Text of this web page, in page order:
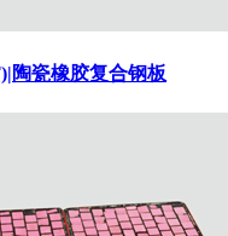
陶瓷橡胶复合钢板